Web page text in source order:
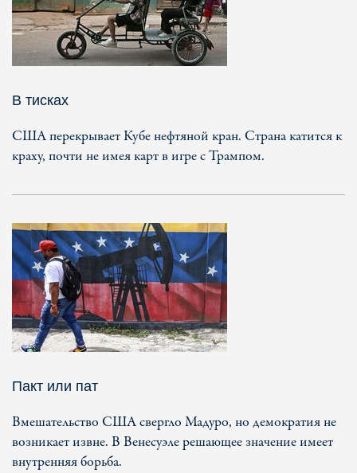
В тисках
США перекрывает Кубе нефтяной кран. Страна катится к
краху, почти не имея карт в игре с Трампом.
Пакт или пат
Вмешательство США свергло Мадуро, но демократия не
возникает извне. В Венесуэле решающее значение имеет
внутренняя борьба.